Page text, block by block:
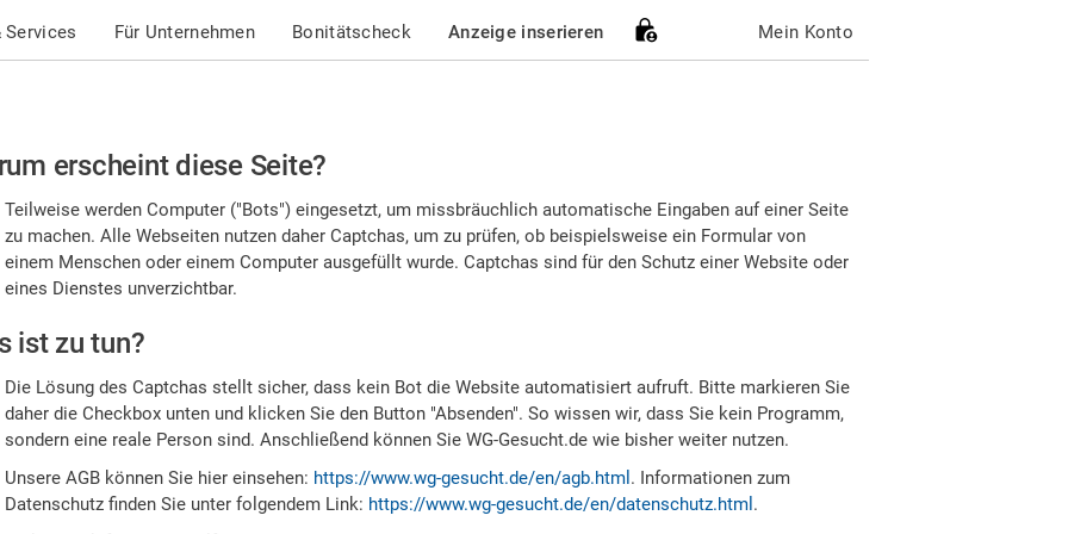
Services Für Unternehmen Bonitätscheck Anzeige inserieren Mein Konto
erscheint diese Seite?
Teilweise werden Computer ("Bots") eingesetzt, um missbräuchlich automatische Eingaben auf einer Seite
zu machen. Alle Webseiten nutzen daher Captchas, um zu prüfen, ob beispielsweise ein Formular von
einem Menschen oder einem Computer ausgefüllt wurde. Captchas sind für den Schutz einer Website oder
eines Dienstes unverzichtbar.
ist zu tun?
Die Lösung des Captchas stellt sicher, dass kein Bot die Website automatisiert aufruft. Bitte markieren Sie
daher die Checkbox unten und klicken Sie den Button "Absenden". So wissen wir, dass Sie kein Programm,
sondern eine reale Person sind. Anschließend können Sie WG-Gesucht.de wie bisher weiter nutzen.
Unsere AGB können Sie hier einsehen: https://www.wg-gesucht.de/en/agb.html . Informationen zum
Datenschutz finden Sie unter folgendem Link: https://www.wg-gesucht.de/en/datenschutz.html .